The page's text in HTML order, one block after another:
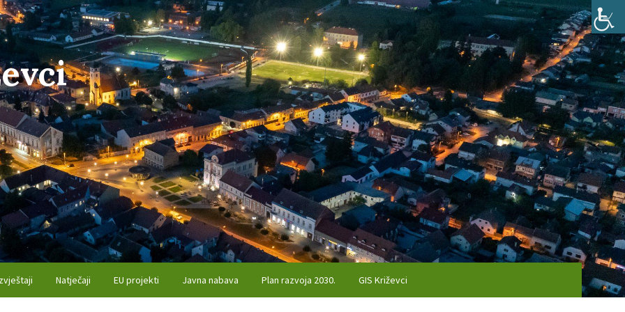
Natječaji EU projekti Javna nabava Plan razvoja 2030. GIS Križevci